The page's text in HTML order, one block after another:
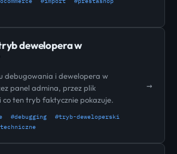
dewelopera w
debugowania i dewelopera w
panel admina, przez plik
co ten tryb faktycznie pokazuje.
#debugging
#tryb-deweloperski
→